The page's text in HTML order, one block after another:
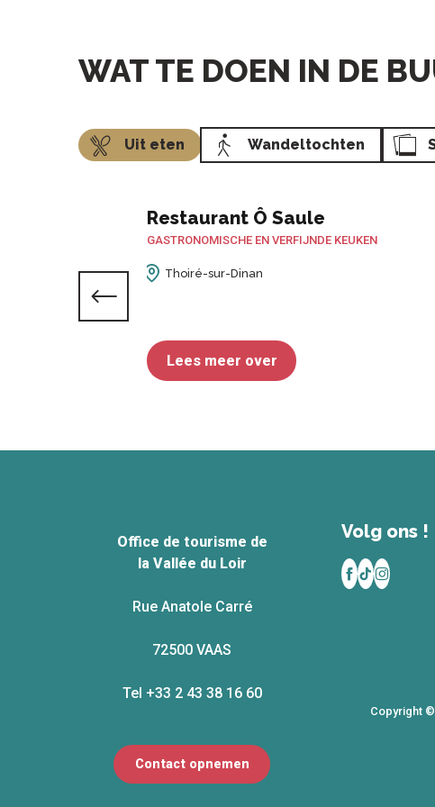
WAT TE DOEN IN DE
Uit eten Wandeltochten
Restaurant Ô Saule
GASTRONOMISCHE EN VERFIJNDE KEUKEN
Thoiré-sur-Dinan
Lees meer over
Office de tourisme de
la Vallée du Loir
Rue Anatole Carré
72500 VAAS
Tel +33 2 43 38 16 60
Contact opnemen
Volg ons !
Copyright ©